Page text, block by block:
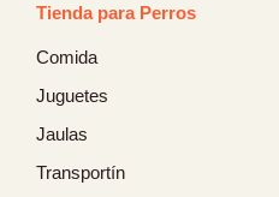
Tienda para Perros
Comida
Juguetes
Jaulas
Transportín